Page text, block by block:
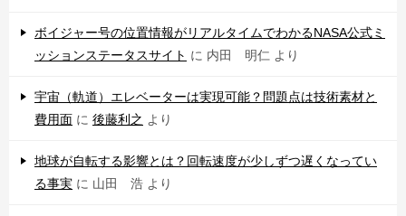
ボイジャー号の位置情報がリアルタイムでわかるNASA公式ミ
ッションステータスサイト に 内田 明仁 より
宇宙（軌道）エレベーターは実現可能？問題点は技術素材と
費用面 に 後藤利之 より
地球が自転する影響とは？回転速度が少しずつ遅くなってい
る事実 に 山田 浩 より